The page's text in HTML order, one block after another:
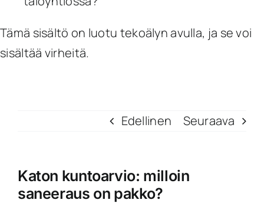
Tämä sisältö on luotu tekoälyn avulla, ja se voi
sisältää virheitä.
Edellinen Seuraava
Katon kuntoarvio: milloin
saneeraus on pakko?